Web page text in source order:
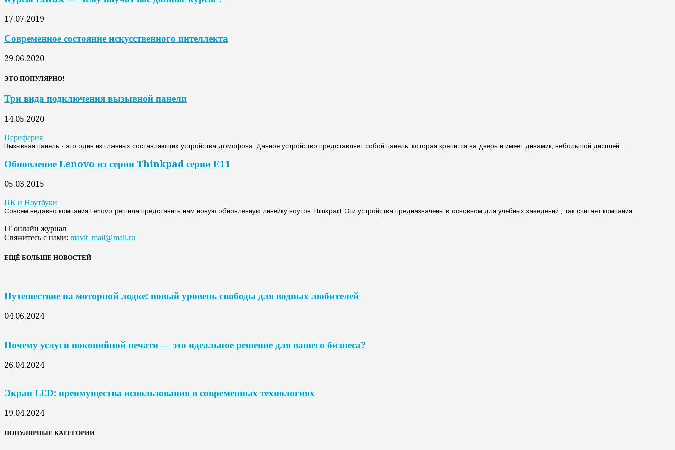
17.07.2019
Современное состояние искусственного интеллекта
29.06.2020
ЭТО ПОПУЛЯРНО!
Три вида подключения вызывной панели
14.05.2020
Периферия
Вызывная панель - это один из главных составляющих устройства домофона. Данное устройство представляет собой панель, которая крепится на дверь и имеет динамик, небольшой дисплей...
Обновление Lenovo из серии Thinkpad серии Е11
05.03.2015
ПК и Ноутбуки
Совсем недавно компания Lenovo решила представить нам новую обновленную линейку ноутов Thinkpad. Эти устройства предназначены в основном для учебных заведений , так считает компания....
IT онлайн журнал
Свяжитесь с нами: mavit_mail@mail.ru
ЕЩЁ БОЛЬШЕ НОВОСТЕЙ
Путешествие на моторной лодке: новый уровень свободы для водных любителей
04.06.2024
Почему услуги покопийной печати — это идеальное решение для вашего бизнеса?
26.04.2024
Экран LED: преимущества использования в современных технологиях
19.04.2024
ПОПУЛЯРНЫЕ КАТЕГОРИИ